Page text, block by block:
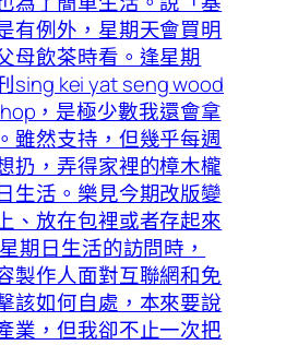
有例外，星期天會買明
母飲茶時看。逢星期
sing kei yat seng wood
，是極少數我還會拿
雖然支持，但幾乎每週
扔，弄得家裡的樟木櫳
生活。樂見今期改版變
、放在包裡或者存起來
期日生活的訪問時，
製作人面對互聯網和免
該如何自處，本來要說
業，但我卻不止一次把